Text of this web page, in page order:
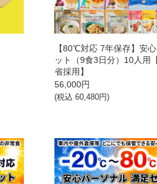
【80℃対応 7年保存】安
ット（9食3日分）10人用
省採用】
56,000円
(税込60,480円)